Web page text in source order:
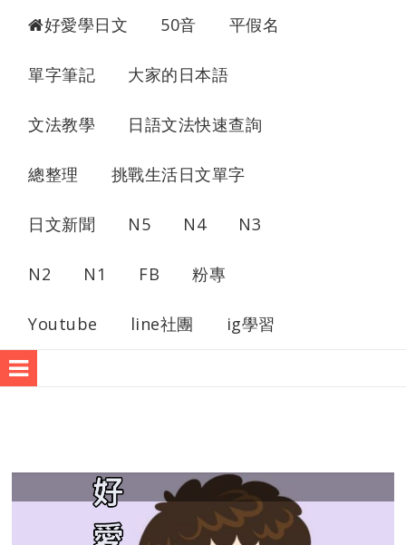
好愛學日文 50音 平假名
單字筆記 大家的日本語
文法教學 日語文法快速查詢
總整理 挑戰生活日文單字
日文新聞 N5 N4 N3
N2 N1 FB 粉專
Youtube line社團 ig學習